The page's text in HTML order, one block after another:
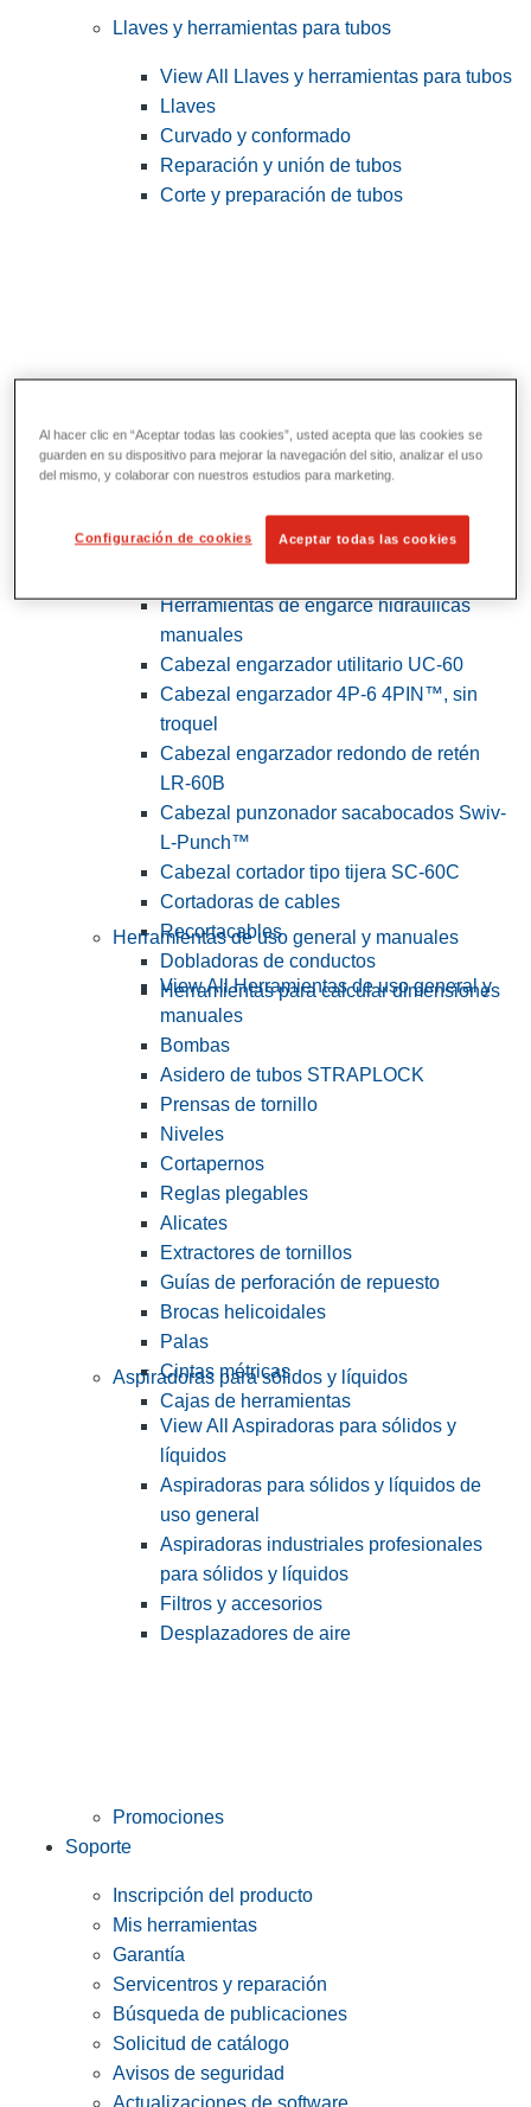
Llaves y herramientas para tubos
View All Llaves y herramientas para tubos
Llaves
Curvado y conformado
Reparación y unión de tubos
Corte y preparación de tubos
Herramientas de servicios públicos y de
View All Herramientas de servicios
Herramientas de engarce hidráulicas
manuales
Cabezal engarzador utilitario UC-60
Cabezal engarzador 4P-6 4PIN™, sin
troquel
Cabezal engarzador redondo de retén
LR-60B
Cabezal punzonador sacabocados Swiv-
L-Punch™
Cabezal cortador tipo tijera SC-60C
Cortadoras de cables
Recortacables
Dobladoras de conductos
Herramientas para calcular dimensiones
Herramientas de uso general y manuales
View All Herramientas de uso general y
manuales
Bombas
Asidero de tubos STRAPLOCK
Prensas de tornillo
Niveles
Cortapernos
Reglas plegables
Alicates
Extractores de tornillos
Guías de perforación de repuesto
Brocas helicoidales
Palas
Cintas métricas
Cajas de herramientas
Aspiradoras para sólidos y líquidos
View All Aspiradoras para sólidos y
líquidos
Aspiradoras para sólidos y líquidos de
uso general
Aspiradoras industriales profesionales
para sólidos y líquidos
Filtros y accesorios
Desplazadores de aire
Promociones
Soporte
Inscripción del producto
Mis herramientas
Garantía
Servicentros y reparación
Búsqueda de publicaciones
Solicitud de catálogo
Avisos de seguridad
Al hacer clic en “Aceptar todas las cookies”, usted acepta que las cookies se
guarden en su dispositivo para mejorar la navegación del sitio, analizar el uso
del mismo, y colaborar con nuestros estudios para marketing.
Configuración de cookies Aceptar todas las cookies